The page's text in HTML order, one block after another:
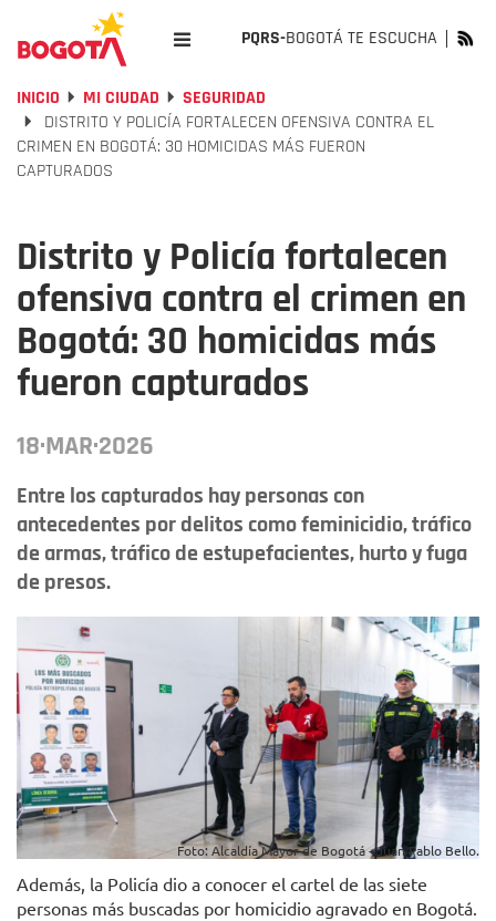
PQRS-BOGOTÁ TE ESCUCHA
INICIO MI CIUDAD
SEGURIDAD
DISTRITO Y POLICÍA FORTALECEN OFENSIVA CONTRA EL
CRIMEN EN BOGOTÁ: 30 HOMICIDAS MÁS FUERON
CAPTURADOS
Distrito y Policía fortalecen
ofensiva contra el crimen en
Bogotá: 30 homicidas más
fueron capturados
18·MAR·2026
Entre los capturados hay personas con
antecedentes por delitos como feminicidio, tráfico
de armas, tráfico de estupefacientes, hurto y fuga
de presos.
Foto: Alcaldía Mayor de Bogotá - Juan Pablo Bello.
Además, la Policía dio a conocer el cartel de las siete
personas más buscadas por homicidio agravado en Bogotá.